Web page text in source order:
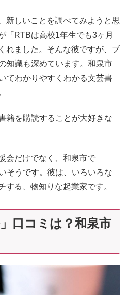
新しいことを調べてみようと思
「RTBは高校1年生でも3ヶ月
れました。そんな彼ですが、ブ
知識も深めています。和泉市
てわかりやすくわかる文芸書
籍を購読することが大好きな
会だけでなく、和泉市で
そうです。彼は、いろいろな
する、物知りな起業家です。
口コミは？和泉市